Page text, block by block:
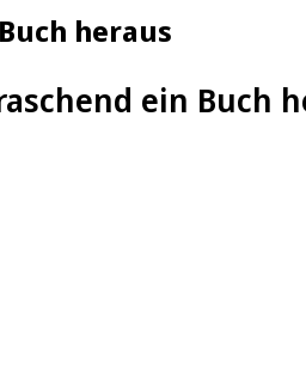
heraus
ein Buch